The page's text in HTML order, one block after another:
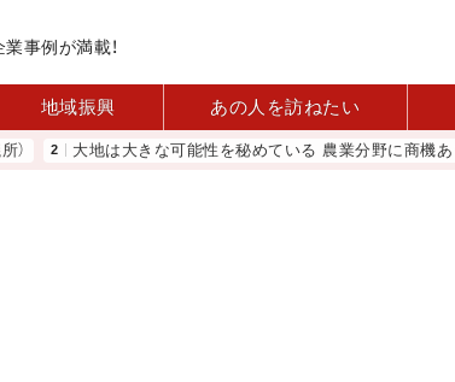
事例が満載！
地域振興 あの人を訪ねたい
は大きな可能性を秘めている 農業分野に商機あり REACT